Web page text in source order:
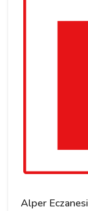
Alper Eczanesi